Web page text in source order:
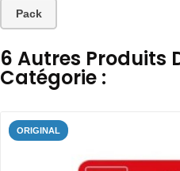
Pack
6 Autres Produits
Catégorie :
ORIGINAL